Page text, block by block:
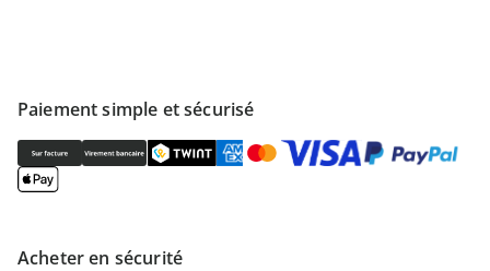
Paiement simple et sécurisé
Acheter en sécurité